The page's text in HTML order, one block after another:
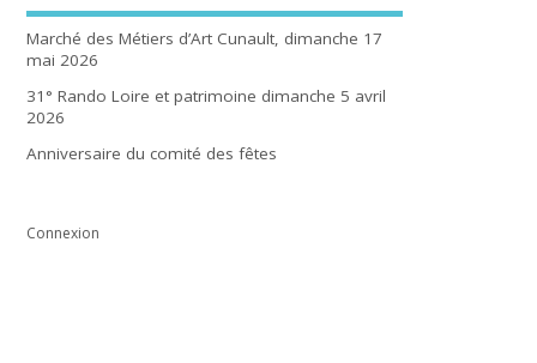
Marché des Métiers d’Art Cunault, dimanche 17
mai 2026
31° Rando Loire et patrimoine dimanche 5 avril
2026
Anniversaire du comité des fêtes
Connexion